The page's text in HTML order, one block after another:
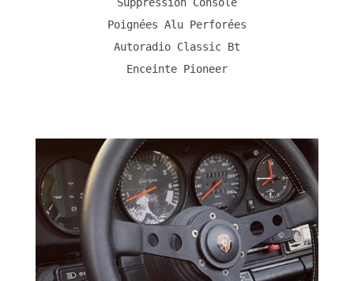
Poignées Alu Perforées
Autoradio Classic Bt
Enceinte Pioneer